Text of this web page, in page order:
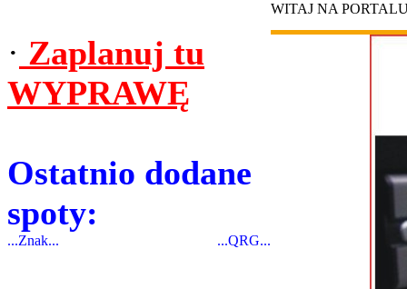
· Zaplanuj tu
WYPRAWĘ
Ostatnio dodane
spoty:
...Znak... ...QRG...
WITAJ NA